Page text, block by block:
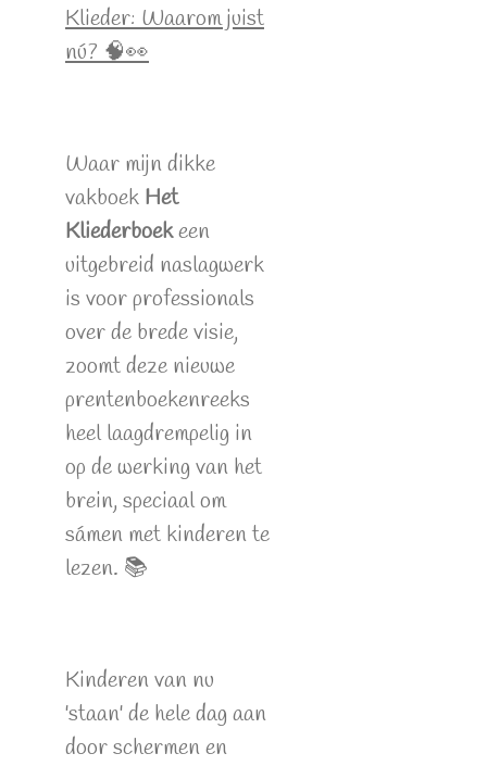
Klieder: Waarom juist
nú? 🧠👀
Waar mijn dikke
vakboek Het
Kliederboekeen
uitgebreid naslagwerk
is voor professionals
over de brede visie,
zoomt deze nieuwe
prentenboekenreeks
heel laagdrempelig in
op de werking van het
brein, speciaal om
sámen met kinderen te
lezen. 📚
Kinderen van nu
'staan' de hele dag aan
door schermen en